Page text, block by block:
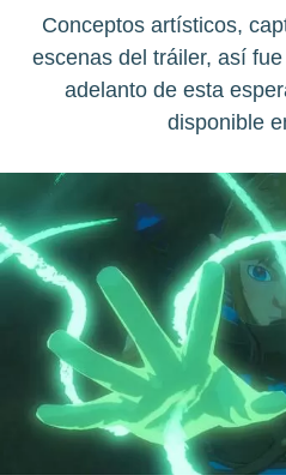
Conceptos artísticos,
escenas del tráiler, así
adelanto de esta
disponible